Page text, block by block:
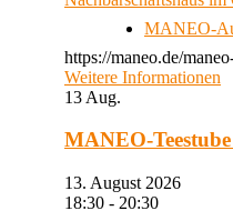
MANEO-
https://maneo.de/
Weitere Informationen
13 Aug.
MANEO-
13. August 2026
18:30 - 20:30